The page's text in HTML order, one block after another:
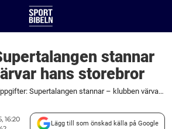
stannar
hans storebror
Uppgifter: Supertalangen stannar – klubben värvar hans storebror
16:20
Lägg till som önskad källa på Google